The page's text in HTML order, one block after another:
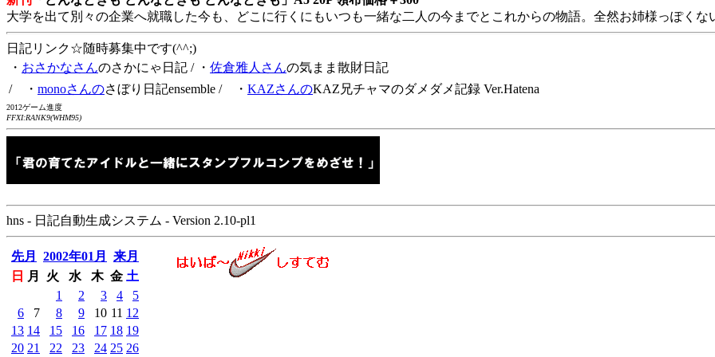
大学を出て別々の企業へ就職した今も、どこに行くにもいつも一緒な二人の今までとこれからの物語。全然お姉様っぽくな
日記リンク☆随時募集中です(^^;)
・ おさかなさんのさかにゃ日記 / ・ 佐倉雅人さんの気まま散財日記
/ ・ monoさんのさぼり日記ensemble / ・ KAZさんのKAZ兄チャマのダメダメ記録 Ver.Hatena
2012ゲーム進度
FFXI:RANK9(WHM95)
hns - 日記自動生成システム - Version 2.10-pl1
先月 2002年01月
来月
日
月 火 水 木 金 土
1
2 3 4
5
6
7 8 9 10 11 12
13 14 15 16 17 18 19
20 21 22 23 24 25 26